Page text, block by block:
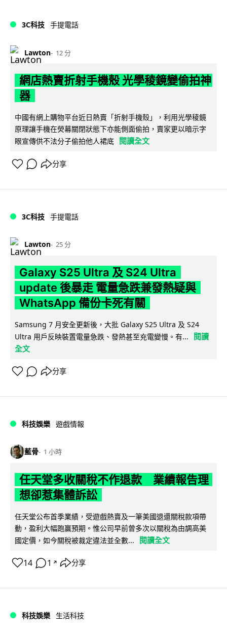
3C科技 手提電話
Lawton 12 分
網店熱賣折射手機殼 光學稜鏡變偷拍神
器
中國有網上購物平台近日熱賣「折射手機殼」，利用光學稜鏡
原理讓手機在熒幕關閉狀態下亦能側面偷拍，賣家更以暗示字
眼宣傳供不法分子偷拍他人裙底
閱讀全文
分享
3C科技 手提電話
Lawton 25 分
Galaxy S25 Ultra 及 S24 Ultra
update 後暴走 電量急跌兼發熱疑與
WhatsApp 備份卡死有關
Samsung 7 月安全更新後，大批 Galaxy S25 Ultra 及 S24
Ultra 用戶反映裝置電量急跌、發熱甚至充電變慢。有...
閱讀
全文
分享
科技娛樂 遊戲情報
藍骨 1 小時
任天堂多收關稅不作退款 業績報告理
想卻惹集體訴訟
任天堂公布首季業績，受遊戲熱賣及一筆美國退還關稅款項帶
動，盈利大幅跑贏預期。惟公司早前曾多次以關稅為由調高美
國定價，如今關稅被裁定違法並全數...
閱讀全文
14 1 ↗ 分享
科技娛樂 生活科技